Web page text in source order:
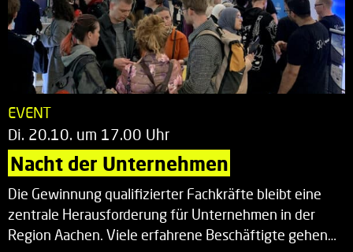
EVENT
Di. 20.10. um 17.00 Uhr
Nacht der Unternehmen
Die Gewinnung qualifizierter Fachkräfte bleibt eine
zentrale Herausforderung für Unternehmen in der
Region Aachen. Viele erfahrene Beschäftigte gehen…